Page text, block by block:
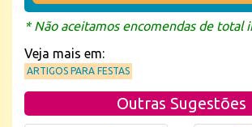
* Não aceitamos encomendas de total
Veja mais em:
ARTIGOS PARA FESTAS
Outras Sugestões